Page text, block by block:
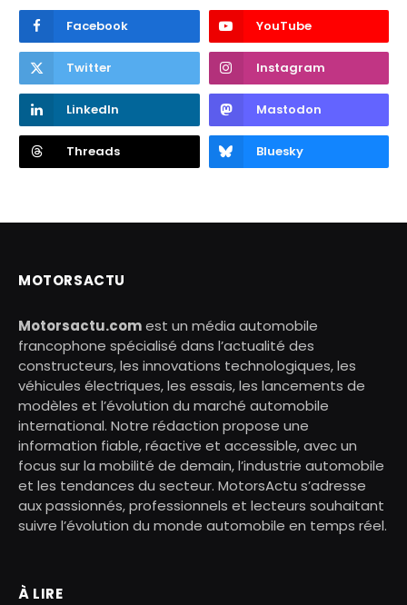
Facebook YouTube
Twitter Instagram
LinkedIn Mastodon
Threads Bluesky
MOTORSACTU
Motorsactu.comest un média automobile
francophone spécialisé dans l’actualité des
constructeurs, les innovations technologiques, les
véhicules électriques, les essais, les lancements de
modèles et l’évolution du marché automobile
international. Notre rédaction propose une
information fiable, réactive et accessible, avec un
focus sur la mobilité de demain, l’industrie automobile
et les tendances du secteur. MotorsActu s’adresse
aux passionnés, professionnels et lecteurs souhaitant
suivre l’évolution du monde automobile en temps réel.
À LIRE